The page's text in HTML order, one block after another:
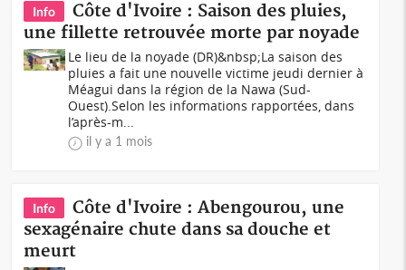
Info
Côte d'Ivoire : Saison des pluies,
une fillette retrouvée morte par noyade
Le lieu de la noyade (DR)&nbsp;La saison des
pluies a fait une nouvelle victime jeudi dernier à
Méagui dans la région de la Nawa (Sud-
Ouest).Selon les informations rapportées, dans
l’après-m...
il y a 1 mois
Info
Côte d'Ivoire : Abengourou, une
sexagénaire chute dans sa douche et
meurt